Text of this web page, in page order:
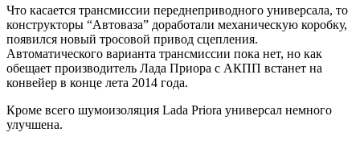
Что касается трансмиссии переднеприводного универсала, то
конструкторы “Автоваза” доработали механическую коробку,
появился новый тросовой привод сцепления.
Автоматического варианта трансмиссии пока нет, но как
обещает производитель Лада Приора с АКПП встанет на
конвейер в конце лета 2014 года.
Кроме всего шумоизоляция Lada Priora универсал немного
улучшена.